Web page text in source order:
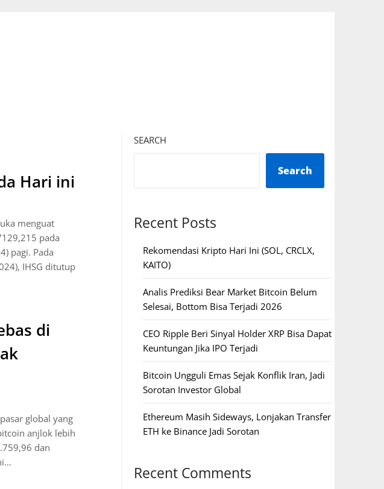
Hari ini
menguat
pada
pagi. Pada
IHSG ditutup
di
global yang
anjlok lebih
dan
SEARCH
Search
Recent Posts
Rekomendasi Kripto Hari Ini (SOL, CRCLX,
KAITO)
Analis Prediksi Bear Market Bitcoin Belum
Selesai, Bottom Bisa Terjadi 2026
CEO Ripple Beri Sinyal Holder XRP Bisa Dapat
Keuntungan Jika IPO Terjadi
Bitcoin Ungguli Emas Sejak Konflik Iran, Jadi
Sorotan Investor Global
Ethereum Masih Sideways, Lonjakan Transfer
ETH ke Binance Jadi Sorotan
Recent Comments